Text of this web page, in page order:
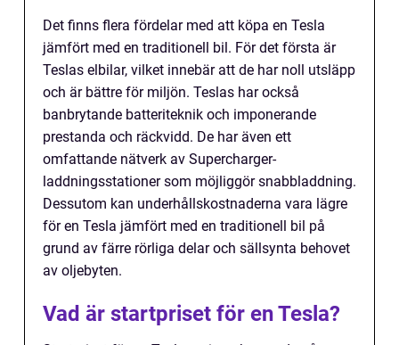
Det finns flera fördelar med att köpa en Tesla
jämfört med en traditionell bil. För det första är
Teslas elbilar, vilket innebär att de har noll utsläpp
och är bättre för miljön. Teslas har också
banbrytande batteriteknik och imponerande
prestanda och räckvidd. De har även ett
omfattande nätverk av Supercharger-
laddningsstationer som möjliggör snabbladdning.
Dessutom kan underhållskostnaderna vara lägre
för en Tesla jämfört med en traditionell bil på
grund av färre rörliga delar och sällsynta behovet
av oljebyten.
Vad är startpriset för en Tesla?